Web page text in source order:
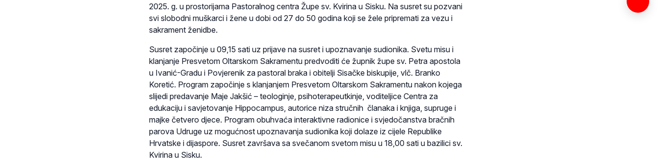
2025. g. u prostorijama Pastoralnog centra Župe sv. Kvirina u Sisku. Na susret su pozvani
svi slobodni muškarci i žene u dobi od 27 do 50 godina koji se žele pripremati za vezu i
sakrament ženidbe.
Susret započinje u 09,15 sati uz prijave na susret i upoznavanje sudionika. Svetu misu i
klanjanje Presvetom Oltarskom Sakramentu predvoditi će župnik župe sv. Petra apostola
u Ivanić-Gradu i Povjerenik za pastoral braka i obitelji Sisačke biskupije, vlč. Branko
Koretić. Program započinje s klanjanjem Presvetom Oltarskom Sakramentu nakon kojega
slijedi predavanje Maje Jakšić – teologinje, psihoterapeutkinje, voditeljice Centra za
edukaciju i savjetovanje Hippocampus, autorice niza stručnih članaka i knjiga, supruge i
majke četvero djece. Program obuhvaća interaktivne radionice i svjedočanstva bračnih
parova Udruge uz mogućnost upoznavanja sudionika koji dolaze iz cijele Republike
Hrvatske i dijaspore. Susret završava sa svečanom svetom misu u 18,00 sati u bazilici sv.
Kvirina u Sisku.